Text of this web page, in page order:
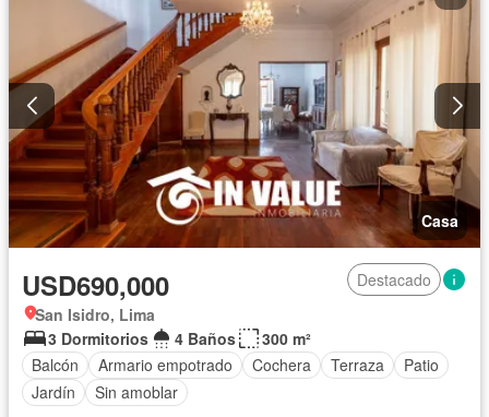
Casa
USD690,000
Destacado
San Isidro, Lima
3 Dormitorios
4 Baños
300 m²
Balcón
Armario empotrado Cochera Terraza
Patio
Jardín
Sin amoblar